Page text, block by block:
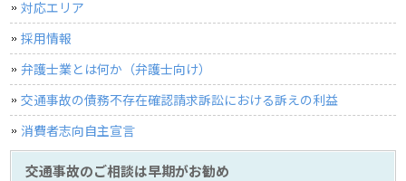
対応エリア
採用情報
弁護士業とは何か（弁護士向け）
交通事故の債務不存在確認請求訴訟における訴えの利益
消費者志向自主宣言
交通事故のご相談は早期がお勧め